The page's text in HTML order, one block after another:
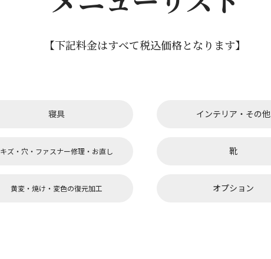
【下記料金はすべて税込価格となります】
寝具 インテリア・その他
キズ・穴・ファスナー修理・お直し 靴
黄変・焼け・変色の復元加工 オプション